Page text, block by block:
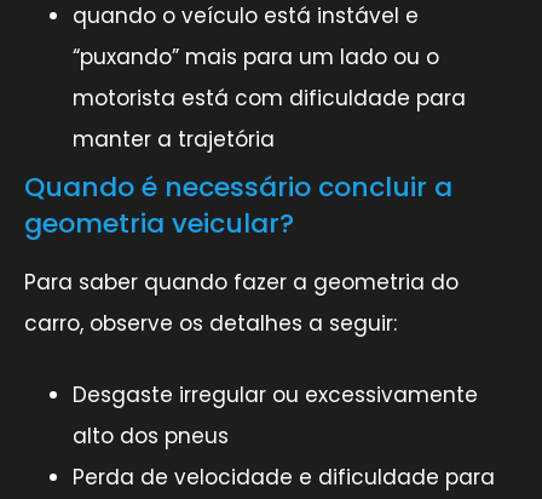
quando o veículo está instável e
“puxando” mais para um lado ou o
motorista está com dificuldade para
manter a trajetória
Quando é necessário concluir a
geometria veicular?
Para saber quando fazer a geometria do
carro, observe os detalhes a seguir:
Desgaste irregular ou excessivamente
alto dos pneus
Perda de velocidade e dificuldade para